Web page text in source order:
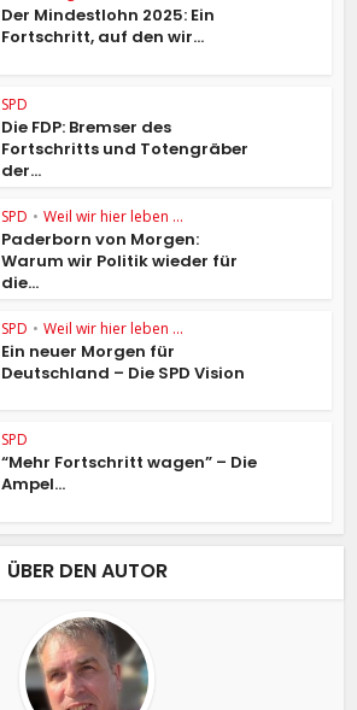
Der Mindestlohn 2025: Ein
Fortschritt, auf den wir...
SPD
Die FDP: Bremser des
Fortschritts und Totengräber
der...
SPD • Weil wir hier leben ...
Paderborn von Morgen:
Warum wir Politik wieder für
die...
SPD • Weil wir hier leben ...
Ein neuer Morgen für
Deutschland – Die SPD Vision
SPD
“Mehr Fortschritt wagen” – Die
Ampel...
ÜBER DEN AUTOR